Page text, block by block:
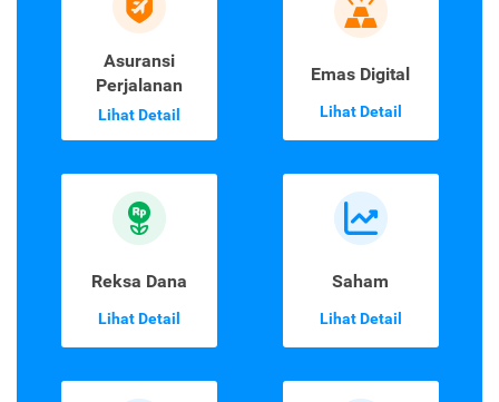
Asuransi
Perjalanan
Lihat Detail
Emas Digital
Lihat Detail
Reksa Dana
Lihat Detail
Saham
Lihat Detail